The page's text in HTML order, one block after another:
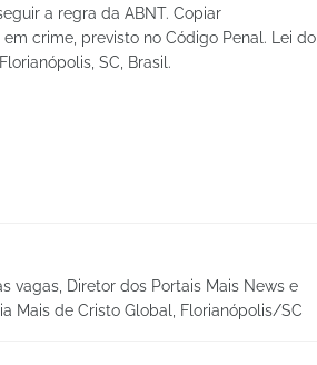
a regra da ABNT. Copiar
crime, previsto no Código Penal. Lei do
SC, Brasil.
vagas, Diretor dos Portais Mais News e
Mais de Cristo Global, Florianópolis/SC